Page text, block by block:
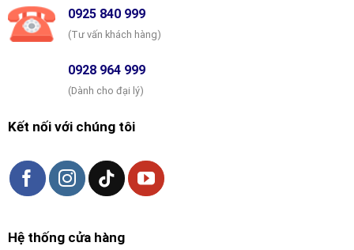
0925 840 999
(Tư vấn khách hàng)
0928 964 999
(Dành cho đại lý)
Kết nối với chúng tôi
Hệ thống cửa hàng